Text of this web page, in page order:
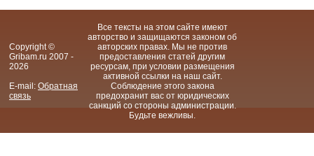
Copyright ©
Gribam.ru 2007 -
2026
E-mail: Обратная
связь
Все тексты на этом сайте имеют
авторство и защищаются законом об
авторских правах. Мы не против
предоставления статей другим
ресурсам, при условии размещения
активной ссылки на наш сайт.
Соблюдение этого закона
предохранит вас от юридических
санкций со стороны администрации.
Будьте вежливы.